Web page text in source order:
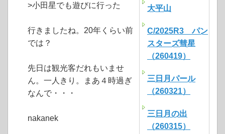
>小田星でも遊びに行った
行きましたね。20年くらい前
では？
先日は観光客だれもいませ
ん。一人きり。まあ４時過ぎ
なんで・・・
nakanek
大平山
C/2025R3 パン
スターズ彗星
（260419）
三日月パール
（260321）
三日月の出
（260315）